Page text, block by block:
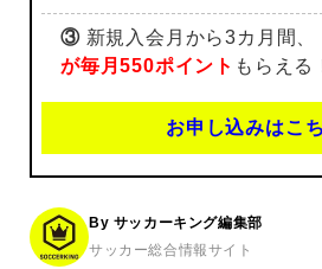
③新規入会月から3カ月間、
が毎月550ポイント もらえる
お申し込みはこ
By サッカーキング編集部
サッカー総合情報サイト